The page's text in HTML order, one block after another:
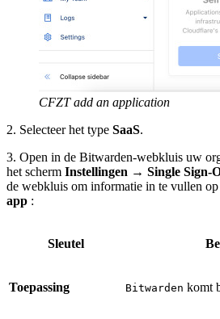
CFZT add an application
2. Selecteer het type SaaS.
3. Open in de Bitwarden-webkluis uw
het scherm Instellingen → Single Sign-
de webkluis om informatie in te vullen op
app :
Sleutel
Toepassing Bitwarden komt